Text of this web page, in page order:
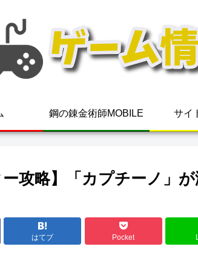
鋼の錬金術師MOBILE サイ
ー攻略】「カプチーノ」
はてブ Pocket